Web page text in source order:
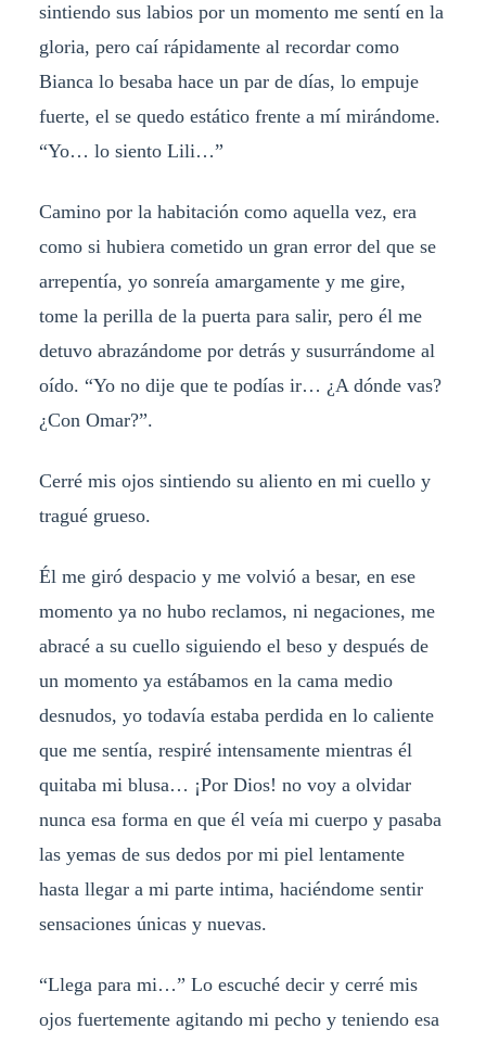
sintiendo sus labios por un momento me sentí en la
gloria, pero caí rápidamente al recordar como
Bianca lo besaba hace un par de días, lo empuje
fuerte, el se quedo estático frente a mí mirándome.
“Yo… lo siento Lili…”
Camino por la habitación como aquella vez, era
como si hubiera cometido un gran error del que se
arrepentía, yo sonreía amargamente y me gire,
tome la perilla de la puerta para salir, pero él me
detuvo abrazándome por detrás y susurrándome al
oído. “Yo no dije que te podías ir… ¿A dónde vas?
¿Con Omar?”.
Cerré mis ojos sintiendo su aliento en mi cuello y
tragué grueso.
Él me giró despacio y me volvió a besar, en ese
momento ya no hubo reclamos, ni negaciones, me
abracé a su cuello siguiendo el beso y después de
un momento ya estábamos en la cama medio
desnudos, yo todavía estaba perdida en lo caliente
que me sentía, respiré intensamente mientras él
quitaba mi blusa… ¡Por Dios! no voy a olvidar
nunca esa forma en que él veía mi cuerpo y pasaba
las yemas de sus dedos por mi piel lentamente
hasta llegar a mi parte intima, haciéndome sentir
sensaciones únicas y nuevas.
“Llega para mi…” Lo escuché decir y cerré mis
ojos fuertemente agitando mi pecho y teniendo esa